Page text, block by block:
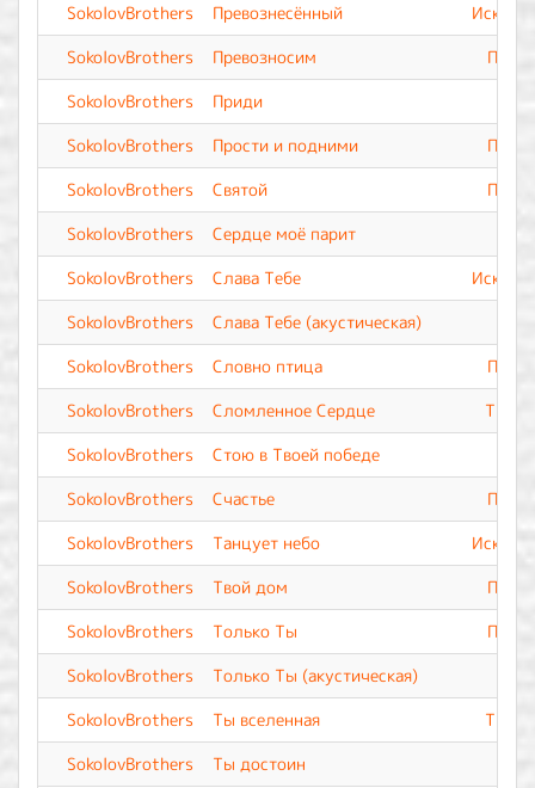
SokolovBrothers
Превознесённый
SokolovBrothers
Превозносим
SokolovBrothers
Приди
SokolovBrothers
Прости и подними
SokolovBrothers
Святой
SokolovBrothers
Сердце моё парит
SokolovBrothers
Слава Тебе
SokolovBrothers
Слава Тебе (акустическая)
SokolovBrothers
Словно птица
SokolovBrothers
Сломленное Сердце
Ты
SokolovBrothers
Стою в Твоей победе
SokolovBrothers
Счастье
SokolovBrothers
Танцует небо
SokolovBrothers
Твой дом
SokolovBrothers
Только Ты
SokolovBrothers
Только Ты (акустическая)
SokolovBrothers
Ты вселенная
Ты
SokolovBrothers
Ты достоин